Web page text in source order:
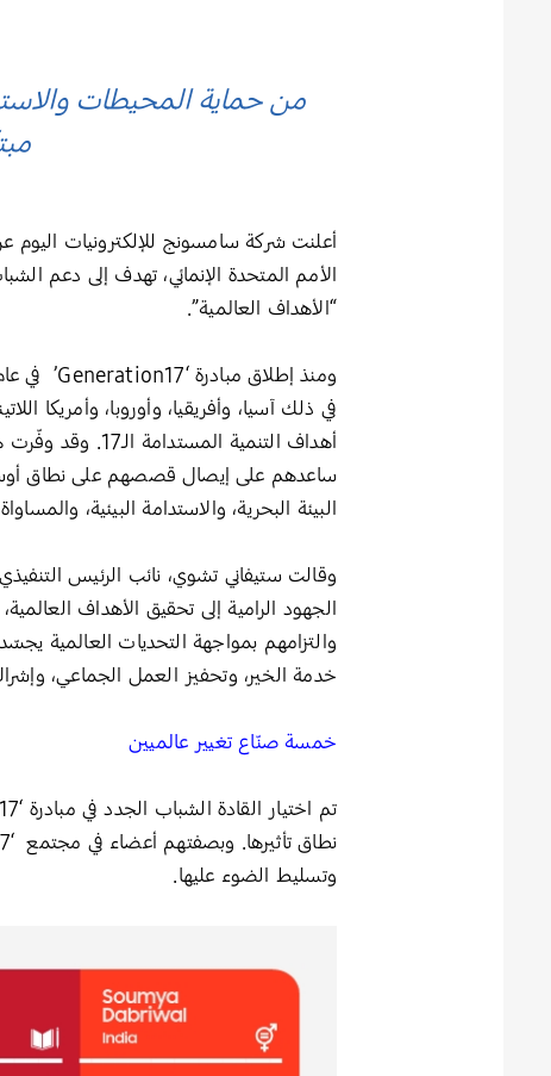
من حماية المحيطات
الأمم المتحدة الإنمائي، تهدف إلى دعم
“الأهداف العالمية”.
في ذلك آسيا، وأفريقيا، وأوروبا، وأمريكا
ساعدهم على إيصال قصصهم على نطاق أوسع
البيئة البحرية، والاستدامة البيئية،
وقالت ستيفاني تشوي، نائب الرئيس
والتزامهم بمواجهة التحديات العالمية
خدمة الخير، وتحفيز العمل الجماعي،
خمسة صنّاع تغيير عالميين
وتسليط الضوء عليها.